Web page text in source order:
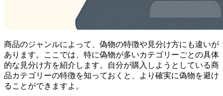
商品のジャンルによって、偽物の特徴や見分け方にも違いが
あります。ここでは、特に偽物が多いカテゴリーごとの具体
的な見分け方を紹介します。自分が購入しようとしている商
品カテゴリーの特徴を知っておくと、より確実に偽物を避け
ることができますよ。